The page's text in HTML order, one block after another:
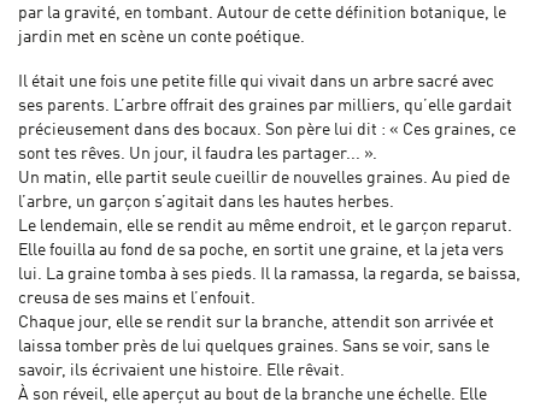
par la gravité, en tombant. Autour de cette définition botanique, le
jardin met en scène un conte poétique.
Il était une fois une petite fille qui vivait dans un arbre sacré avec
ses parents. L’arbre offrait des graines par milliers, qu’elle gardait
précieusement dans des bocaux. Son père lui dit : « Ces graines, ce
sont tes rêves. Un jour, il faudra les partager... ».
Un matin, elle partit seule cueillir de nouvelles graines. Au pied de
l’arbre, un garçon s’agitait dans les hautes herbes.
Le lendemain, elle se rendit au même endroit, et le garçon reparut.
Elle fouilla au fond de sa poche, en sortit une graine, et la jeta vers
lui. La graine tomba à ses pieds. Il la ramassa, la regarda, se baissa,
creusa de ses mains et l’enfouit.
Chaque jour, elle se rendit sur la branche, attendit son arrivée et
laissa tomber près de lui quelques graines. Sans se voir, sans le
savoir, ils écrivaient une histoire. Elle rêvait.
À son réveil, elle aperçut au bout de la branche une échelle. Elle